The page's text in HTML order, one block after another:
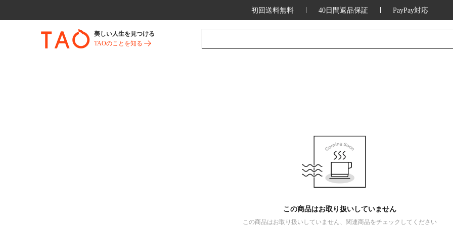
初回送料無料 40日間返品保証 PayPay対応
美しい人生を見つける
TAOのことを知る
この商品はお取り扱いしていません
この商品はお取り扱いしていません、関連商品をチェックしてください